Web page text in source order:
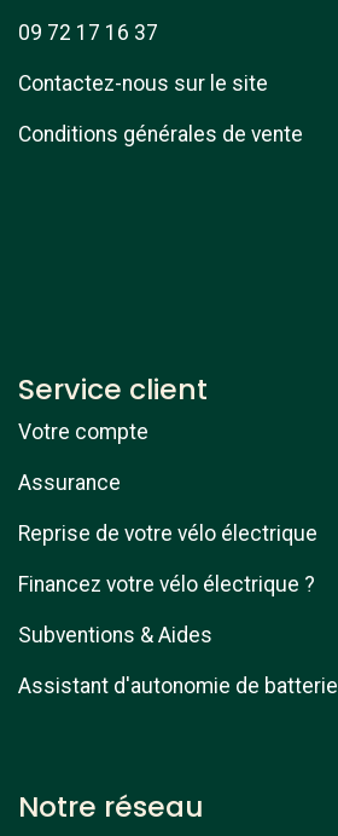
09 72 17 16 37
Contactez-nous sur le site
Conditions générales de vente
Service client
Votre compte
Assurance
Reprise de votre vélo électrique
Financez votre vélo électrique ?
Subventions & Aides
Assistant d'autonomie de batterie
Notre réseau